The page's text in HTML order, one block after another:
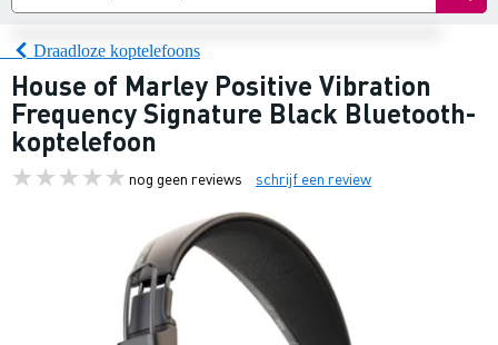
Draadloze koptelefoons
House of Marley Positive Vibration
Frequency Signature Black Bluetooth-
koptelefoon
nog geen reviews schrijf een review